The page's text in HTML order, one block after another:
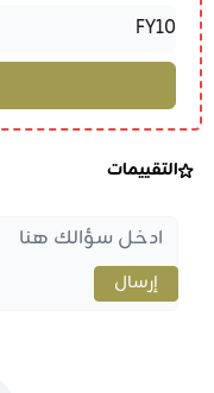
التقييمات
إرسال